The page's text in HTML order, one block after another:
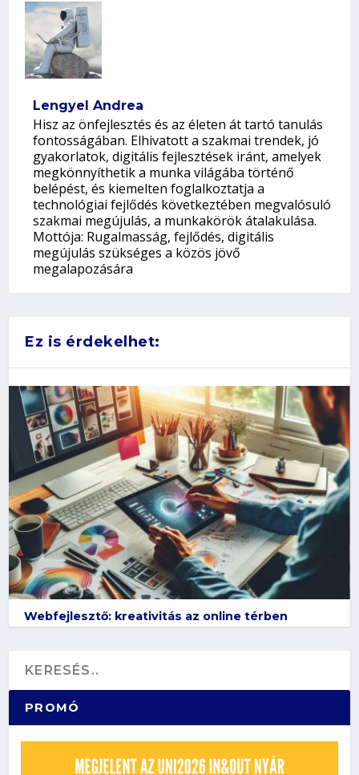
Lengyel Andrea
Hisz az önfejlesztés és az életen át tartó tanulás
fontosságában. Elhivatott a szakmai trendek, jó
gyakorlatok, digitális fejlesztések iránt, amelyek
megkönnyíthetik a munka világába történő
belépést, és kiemelten foglalkoztatja a
technológiai fejlődés következtében megvalósuló
szakmai megújulás, a munkakörök átalakulása.
Mottója: Rugalmasság, fejlődés, digitális
megújulás szükséges a közös jövő
megalapozására
Ez is érdekelhet:
Webfejlesztő: kreativitás az online térben
PROMÓ